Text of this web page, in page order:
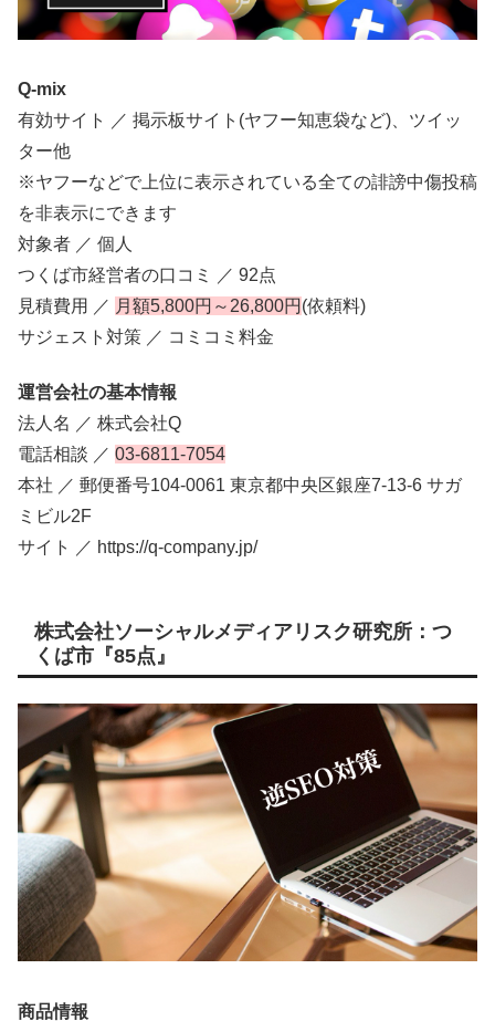
Q-mix
有効サイト ／ 掲示板サイト(ヤフー知恵袋など)、ツイッ
ター他
※ヤフーなどで上位に表示されている全ての誹謗中傷投稿
を非表示にできます
対象者 ／ 個人
つくば市経営者の口コミ ／ 92点
見積費用 ／ 月額5,800円～26,800円 (依頼料)
サジェスト対策 ／ コミコミ料金
運営会社の基本情報
法人名 ／ 株式会社Q
電話相談 ／ 03-6811-7054
本社 ／ 郵便番号104-0061 東京都中央区銀座7-13-6 サガ
ミビル2F
サイト ／ https://q-company.jp/
株式会社ソーシャルメディアリスク研究所：つ
くば市『85点』
商品情報